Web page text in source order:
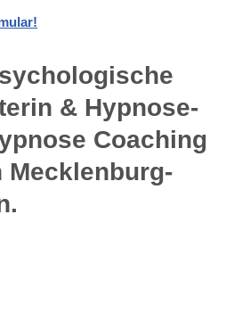
& Hypnose-
Coaching
Mecklenburg-